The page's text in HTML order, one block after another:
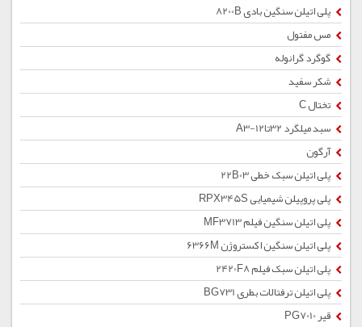
پلی اتیلن سنگین بادی 8200B
مس مفتول
گوگرد گرانوله
شکر سفید
تختال C
سبد میلگرد 32تا12-A3
آرگون
پلی اتیلن سبک خطی 22B03
پلی پروپیلن شیمیایی RPX345S
پلی اتیلن سنگین فیلم MF3713
پلی اتیلن سنگین اکستروژن 6366M
پلی اتیلن سبک فیلم 2420F8
پلی اتیلن ترفتالات بطری BG731
قیر PG7010